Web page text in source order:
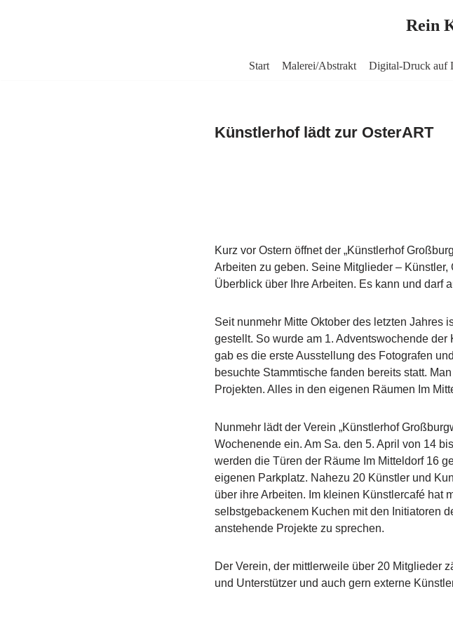
Rein
Start Malerei/Abstrakt Digital-Druck auf
Künstlerhof lädt zur OsterART
Kurz vor Ostern öffnet der „Künstlerhof
Arbeiten zu geben. Seine Mitglieder –
Überblick über Ihre Arbeiten. Es kann und darf
Seit nunmehr Mitte Oktober des letzten Jahres
gestellt. So wurde am 1. Adventswochende der
gab es die erste Ausstellung des Fotografen
besuchte Stammtische fanden bereits statt.
Projekten. Alles in den eigenen Räumen Im
Nunmehr lädt der Verein „Künstlerhof
Wochenende ein. Am Sa. den 5. April von 14
werden die Türen der Räume Im Mitteldorf 16
eigenen Parkplatz. Nahezu 20 Künstler und
über ihre Arbeiten. Im kleinen Künstlercafé hat
selbstgebackenem Kuchen mit den Initiatoren
anstehende Projekte zu sprechen.
Der Verein, der mittlerweile über 20 Mitglieder
und Unterstützer und auch gern externe